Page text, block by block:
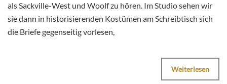
als Sackville-West und Woolf zu hören. Im Studio sehen wir
sie dann in historisierenden Kostümen am Schreibtisch sich
die Briefe gegenseitig vorlesen,
Weiterlesen